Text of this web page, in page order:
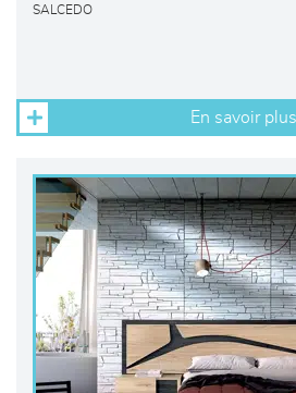
SALCEDO
En savoir plus